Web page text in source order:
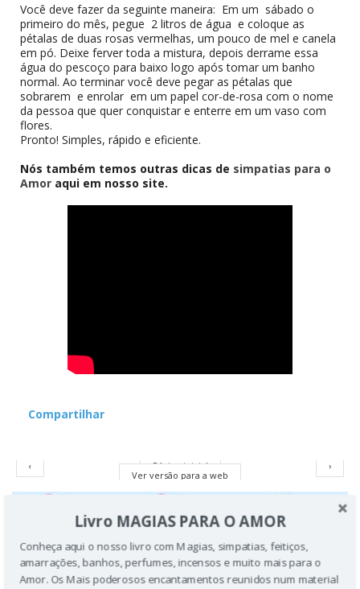
Você deve fazer da seguinte maneira: Em um sábado o
primeiro do mês, pegue 2 litros de água e coloque as
pétalas de duas rosas vermelhas, um pouco de mel e canela
em pó. Deixe ferver toda a mistura, depois derrame essa
água do pescoço para baixo logo após tomar um banho
normal. Ao terminar você deve pegar as pétalas que
sobrarem e enrolar em um papel cor-de-rosa com o nome
da pessoa que quer conquistar e enterre em um vaso com
flores.
Pronto! Simples, rápido e eficiente.
Nós também temos outras dicas de simpatias para o
Amor aqui em nosso site.
Compartilhar
‹ ›
Página inicial
Ver versão para a web
Livro MAGIAS PARA O AMOR
Conheça aqui o nosso livro com Magias, simpatias, feitiços,
amarrações, banhos, perfumes, incensos e muito mais para o
Amor. Os Mais poderosos encantamentos reunidos num material